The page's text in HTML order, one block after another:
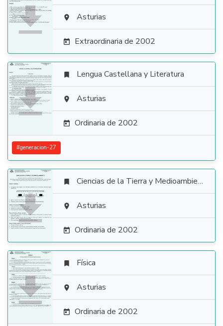
  Asturias
 Extraordinaria de 2002

 Lengua Castellana y Literatura
 Asturias
 Ordinaria de 2002
#generacion-27

 Ciencias de la Tierra y Medioambientales
 Asturias
 Ordinaria de 2002

 Física
 Asturias
 Ordinaria de 2002